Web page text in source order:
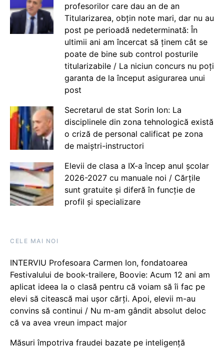
profesorilor care dau an de an
Titularizarea, obțin note mari, dar nu au
post pe perioadă nedeterminată: În
ultimii ani am încercat să ținem cât se
poate de bine sub control posturile
titularizabile / La niciun concurs nu poți
garanta de la început asigurarea unui
post
Secretarul de stat Sorin Ion: La
disciplinele din zona tehnologică există
o criză de personal calificat pe zona
de maiștri-instructori
Elevii de clasa a IX-a încep anul școlar
2026-2027 cu manuale noi / Cărțile
sunt gratuite și diferă în funcție de
profil și specializare
CELE MAI NOI
INTERVIU Profesoara Carmen Ion, fondatoarea
Festivalului de book-trailere, Boovie: Acum 12 ani am
aplicat ideea la o clasă pentru că voiam să îi fac pe
elevi să citească mai ușor cărți. Apoi, elevii m-au
convins să continui / Nu m-am gândit absolut deloc
că va avea vreun impact major
Măsuri împotriva fraudei bazate pe inteligență